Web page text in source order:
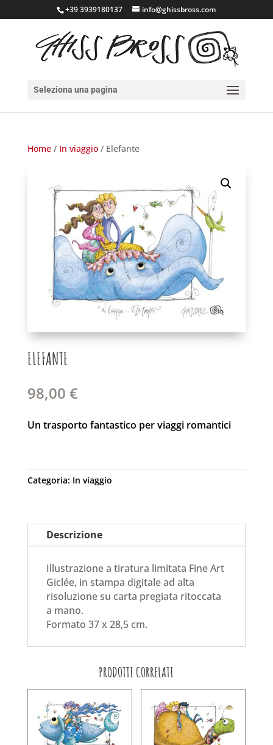
+39 3939180137 info@ghissbross.com
Seleziona una pagina
Home/ In viaggio/ Elefante
ELEFANTE
98,00 €
Un trasporto fantastico per viaggi romantici
Categoria: In viaggio
Descrizione
Illustrazione a tiratura limitata Fine Art
Giclée, in stampa digitale ad alta
risoluzione su carta pregiata ritoccata
a mano.
Formato 37 x 28,5 cm.
PRODOTTI CORRELATI